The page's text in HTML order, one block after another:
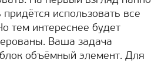
использовать все
тем интереснее будет
Ваша задача
объёмный элемент. Для